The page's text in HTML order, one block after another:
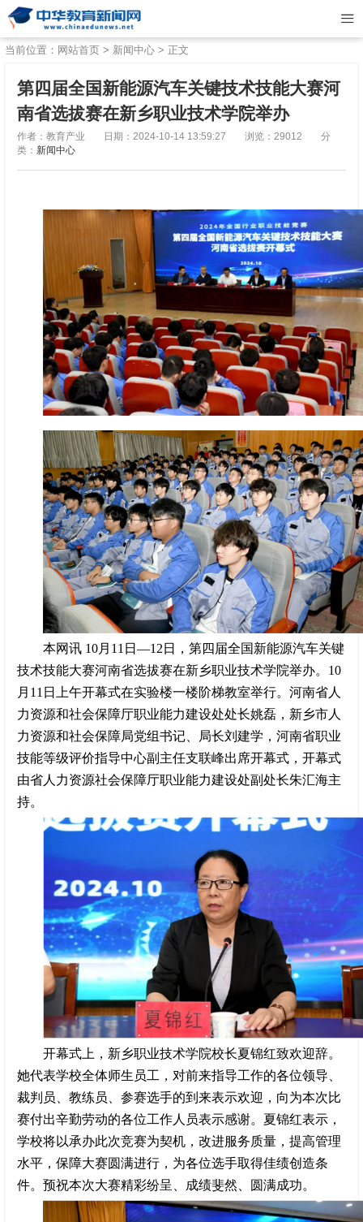
当前位置： 网站首页 > 新闻中心 > 正文
第四届全国新能源汽车关键技术技能大赛河
南省选拔赛在新乡职业技术学院举办
作者：教育产业 日期：2024-10-14 13:59:27 浏览：29012
分
类： 新闻中心
本网讯 10月11日—12日，第四届全国新能源汽车关键
技术技能大赛河南省选拔赛在新乡职业技术学院举办。10
月11日上午开幕式在实验楼一楼阶梯教室举行。河南省人
力资源和社会保障厅职业能力建设处处长姚磊，新乡市人
力资源和社会保障局党组书记、局长刘建学，河南省职业
技能等级评价指导中心副主任支联峰出席开幕式，开幕式
由省人力资源社会保障厅职业能力建设处副处长朱汇海主
持。
开幕式上，新乡职业技术学院校长夏锦红致欢迎辞。
她代表学校全体师生员工，对前来指导工作的各位领导、
裁判员、教练员、参赛选手的到来表示欢迎，向为本次比
赛付出辛勤劳动的各位工作人员表示感谢。夏锦红表示，
学校将以承办此次竞赛为契机，改进服务质量，提高管理
水平，保障大赛圆满进行，为各位选手取得佳绩创造条
件。预祝本次大赛精彩纷呈、成绩斐然、圆满成功。